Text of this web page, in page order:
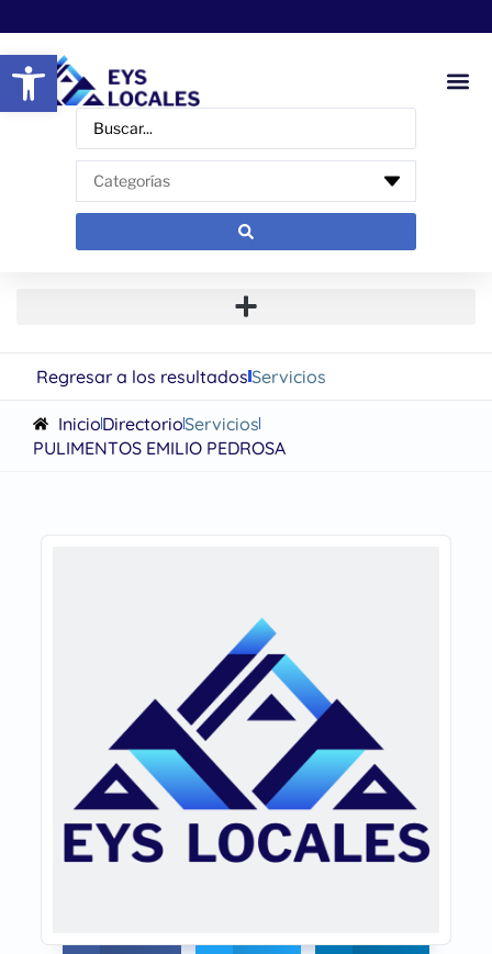
Abrir barra de herramientas
Regresar a los resultadosServicios
InicioDirectorioServicios
PULIMENTOS EMILIO PEDROSA